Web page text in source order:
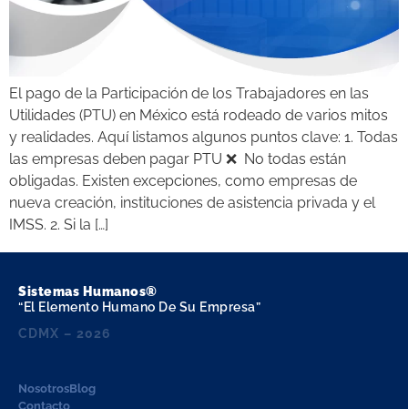
El pago de la Participación de los Trabajadores en las
Utilidades (PTU) en México está rodeado de varios mitos
y realidades. Aquí listamos algunos puntos clave: 1. Todas
las empresas deben pagar PTU ❌ No todas están
obligadas. Existen excepciones, como empresas de
nueva creación, instituciones de asistencia privada y el
IMSS. 2. Si la […]
Sistemas Humanos®
“El Elemento Humano De Su Empresa”
CDMX – 2026
NosotrosBlog
Contacto